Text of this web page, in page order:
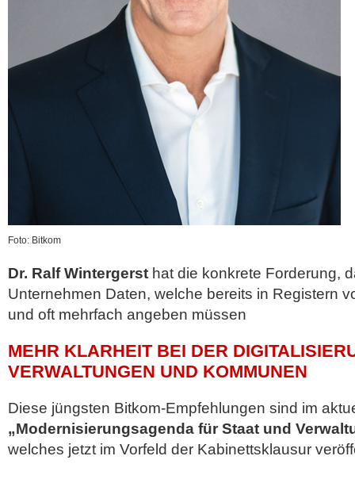
Foto: Bitkom
Dr. Ralf Wintergerst hat die konkrete Forderung,
Unternehmen Daten, welche bereits in Registern
und oft mehrfach angeben müssen
MEHR KLARHEIT BEI DER
VERWALTUNGEN UND KOMMUNEN
Diese jüngsten Bitkom-Empfehlungen sind im
„Modernisierungsagenda für Staat und
welches jetzt im Vorfeld der Kabinettsklausur